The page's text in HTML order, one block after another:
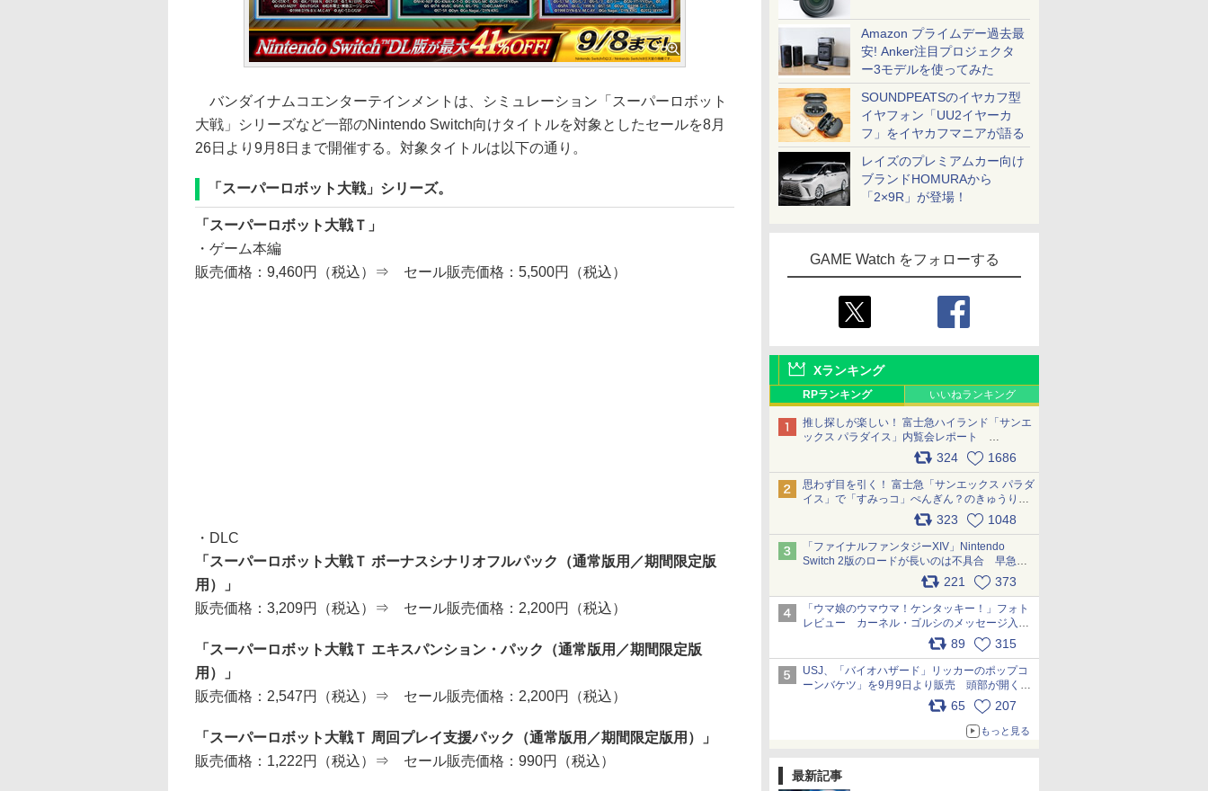
Amazon プライムデー過去最
安! Anker注目プロジェクタ
ー3モデルを使ってみた
SOUNDPEATSのイヤカフ型
イヤフォン「UU2イヤーカ
フ」をイヤカフマニアが語る
レイズのプレミアムカー向け
ブランドHOMURAから
「2×9R」が登場！
GAME Watch をフォローする
Xランキング
RPランキング いいねランキング
推し探しが楽しい！ 富士急ハイランド「サンエ
ックス パラダイス」内覧会レポート
324 1686
思わず目を引く！ 富士急「サンエックス パラダ
イス」で「すみっコ」ぺんぎん？のきゅうりド
ッグを食べてみた イラストそのままのメニュ
ー化に挑戦。これが意外にもおいしい
pic.x.com/Kgl04hZaeg
323 1048
「ファイナルファンタジーXIV」Nintendo
Switch 2版のロードが長いのは不具合 早急に
アップデートできるよう対応中221 373
「ウマ娘のウマウマ！ケンタッキー！」フォト
レビュー カーネル・ゴルシのメッセージ入り
パッケージや描き下ろしトレカなどが登場
89 315
USJ、「バイオハザード」リッカーのポップコ
ーンバケツ」を9月9日より販売 頭部が開く仕
組み。味は恐怖を堪のう「味噌フレーバー」
65 207
もっと見る
最新記事
バンダイナムコエンターテインメントは、シミュレーション「スーパーロボット
大戦」シリーズなど一部のNintendo Switch向けタイトルを対象としたセールを8月
26日より9月8日まで開催する。対象タイトルは以下の通り。
「スーパーロボット大戦」シリーズ。
「スーパーロボット大戦Ｔ」
・ゲーム本編
販売価格：9,460円（税込）⇒ セール販売価格：5,500円（税込）
・DLC
「スーパーロボット大戦Ｔ ボーナスシナリオフルパック（通常版用／期間限定版
用）」
販売価格：3,209円（税込）⇒ セール販売価格：2,200円（税込）
「スーパーロボット大戦Ｔ エキスパンション・パック（通常版用／期間限定版
用）」
販売価格：2,547円（税込）⇒ セール販売価格：2,200円（税込）
「スーパーロボット大戦Ｔ 周回プレイ支援パック（通常版用／期間限定版用）」
販売価格：1,222円（税込）⇒ セール販売価格：990円（税込）